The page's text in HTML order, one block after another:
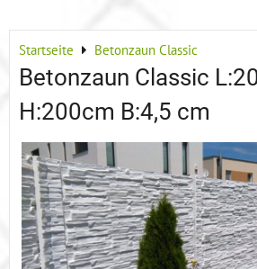
Startseite Betonzaun Classic
Betonzaun Classic
H:200cm B:4,5 cm